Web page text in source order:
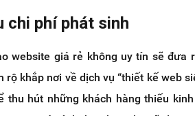
chi phí phát sinh
website giá rẻ không uy tín sẽ
rộ khắp nơi về dịch vụ “thiết kế web
thu hút những khách hàng thiếu